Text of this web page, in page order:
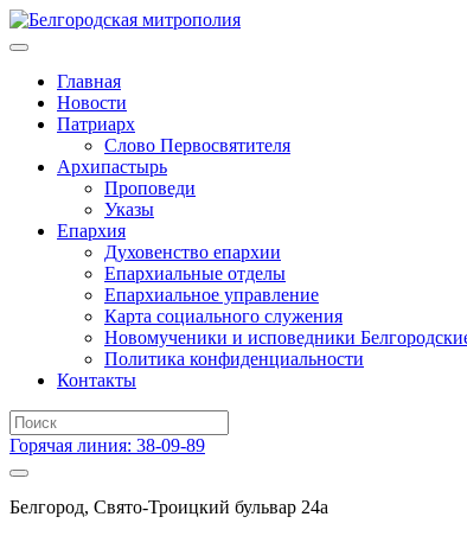
Главная
Новости
Патриарх
Слово Первосвятителя
Архипастырь
Проповеди
Указы
Епархия
Духовенство епархии
Епархиальные отделы
Епархиальное управление
Карта социального служения
Новомученики и исповедники
Политика конфиденциальности
Контакты
Горячая линия: 38-09-89
Белгород, Свято-Троицкий бульвар 24а